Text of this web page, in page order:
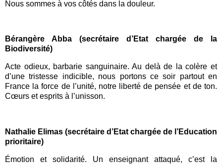
Nous sommes à vos côtés dans la douleur.
Bérangère Abba (secrétaire d’Etat chargée de la
Biodiversité)
Acte odieux, barbarie sanguinaire. Au delà de la colère et
d’une tristesse indicible, nous portons ce soir partout en
France la force de l’unité, notre liberté de pensée et de ton.
Cœurs et esprits à l’unisson.
Nathalie Elimas (secrétaire d’Etat chargée de l’Education
prioritaire)
Émotion et solidarité. Un enseignant attaqué, c’est la